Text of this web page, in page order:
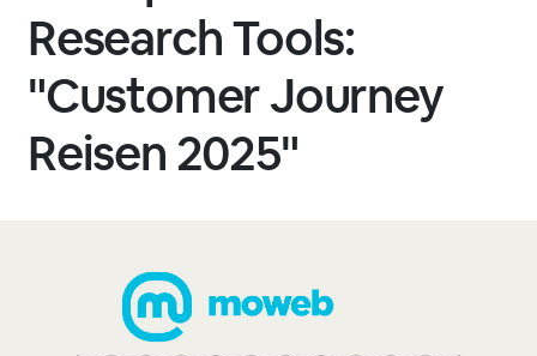
Research Tools:
"Customer Journey
Reisen 2025"